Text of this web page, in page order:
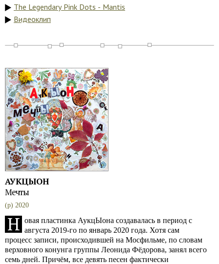
The Legendary Pink Dots - Mantis
Видеоклип
АУКЦЫОН
Мечты
(p) 2020
Н овая пластинка АукцЫона создавалась в период с
августа 2019-го по январь 2020 года. Хотя сам
процесс записи, происходившей на Мосфильме, по словам
верховного конунга группы Леонида Фёдорова, занял всего
семь дней. Причём, все девять песен фактически